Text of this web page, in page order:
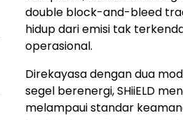
double block-and-bleed
hidup dari emisi tak
operasional.
Direkayasa dengan dua
segel berenergi, SHiiELD
melampaui standar